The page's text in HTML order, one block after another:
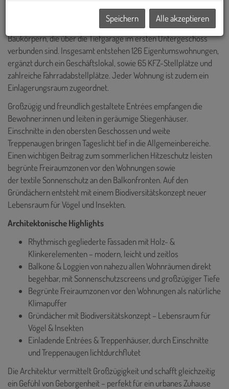
Der Gebäudekomplex besteht aus zwei trapezförmigen
Baukörpern, die über die Tiefgarage im ersten Untergeschoss
verbunden sind. Insgesamt entstehen 126 Eigentumswohnungen,
ergänzt durch ein Geschäftslokal, sowie 65 KFZ-Stellplätze und
zahlreiche Fahrradabstellplätze. Jeder Wohnung ist zudem ein
Einlagerungsraum zugeordnet.
Großzügig und freundlich gestaltete Entrées empfangen die
Bewohner:innen und leiten in geräumige Stiegenhäuser.
Einschnitte in den obersten Geschossen und weite
Treppenaugen bringen Tageslicht tief in die Allgemeinbereiche.
Einen wichtigen Beitrag zum sommerlichen Hitzeschutz leisten
begrünte Freiraumzonen vor den Wohnungen sowie
der textile Sonnenschutz an den Balkonfronten. Auf den
Gründächern entsteht mit einem Biodiversitätskonzept neuer
Lebensraum für Vögel und Insekten.
Architektonische Highlights
Rhythmisch gegliederte Fassaden mit Holz- &
Klinkerelementen – modern, leicht und zeitlos
Balkone & Loggien von nahezu allen Wohnräumen direkt
begehbar, mit Sonnenschutzscreens und großzügiger Tiefe
Begrünte Freiraumzonen vor den Wohnungen als natürliche
Klimapuffer
Gründächer mit Biodiversitätskonzept – Lebensraum für
Vögel & Insekten
Einladende Entrées & Treppenhäuser, durch Einschnitte
und Treppenaugen lichtdurchflutet
Die Architektur vermittelt Großzügigkeit und schafft gleichzeitig
ein Gefühl von Geborgenheit – perfekt für ein urbanes Zuhause
Speichern Alle akzeptieren